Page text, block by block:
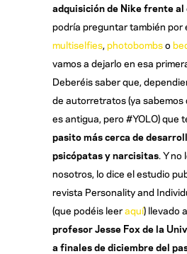
adquisición de Nike frente al
podría preguntar también por
multiselfies,photobombso
vamos a dejarlo en esa
Deberéis saber que,
de autorretratos (ya sabemos
es antigua, pero #YOLO) que
pasito más cerca de
psicópatas y narcisitas. Y no
nosotros, lo dice el estudio
revista Personality and
(que podéis leeraquí) llevado
profesor Jesse Fox de la
a finales de diciembre del